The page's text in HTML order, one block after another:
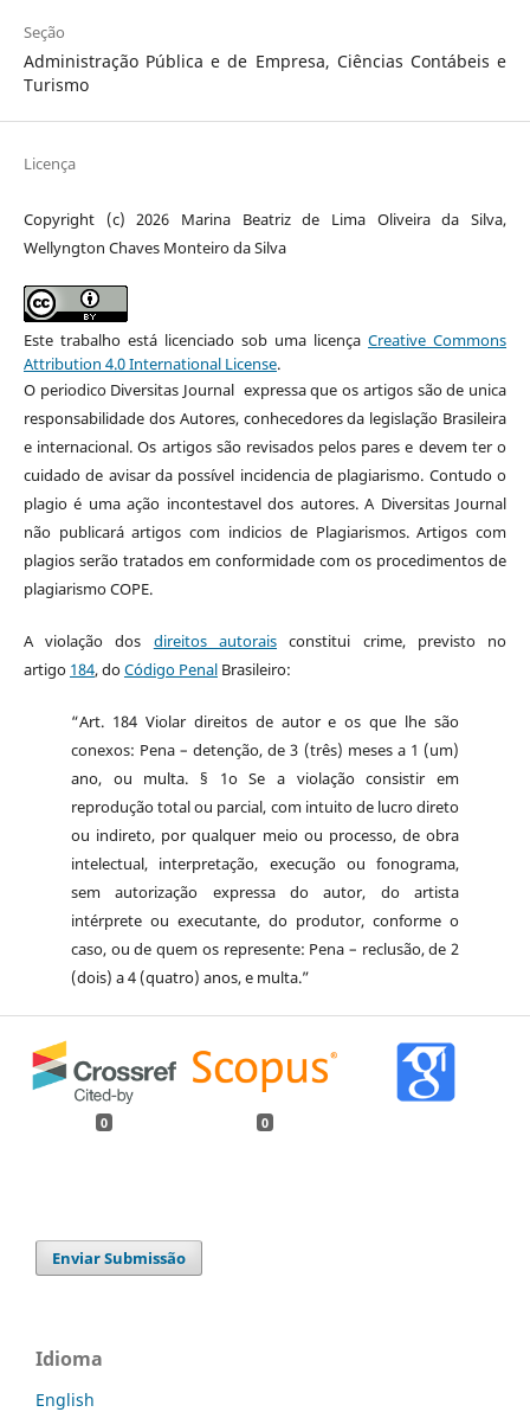
Seção
Administração Pública e de Empresa, Ciências Contábeis e
Turismo
Licença
Copyright (c) 2026 Marina Beatriz de Lima Oliveira da Silva,
Wellyngton Chaves Monteiro da Silva
Este trabalho está licenciado sob uma licençaCreative Commons
Attribution 4.0 International License.
O periodico Diversitas Journal expressa que os artigos são de unica
responsabilidade dos Autores, conhecedores da legislação Brasileira
e internacional. Os artigos são revisados pelos pares e devem ter o
cuidado de avisar da possível incidencia de plagiarismo. Contudo o
plagio é uma ação incontestavel dos autores. A Diversitas Journal
não publicará artigos com indicios de Plagiarismos. Artigos com
plagios serão tratados em conformidade com os procedimentos de
plagiarismo COPE.
A violação dos direitos autorais constitui crime, previsto no
artigo 184, doCódigo PenalBrasileiro:
“Art. 184 Violar direitos de autor e os que lhe são
conexos: Pena – detenção, de 3 (três) meses a 1 (um)
ano, ou multa. § 1o Se a violação consistir em
reprodução total ou parcial, com intuito de lucro direto
ou indireto, por qualquer meio ou processo, de obra
intelectual, interpretação, execução ou fonograma,
sem autorização expressa do autor, do artista
intérprete ou executante, do produtor, conforme o
caso, ou de quem os represente: Pena – reclusão, de 2
(dois) a 4 (quatro) anos, e multa.”
0 0
Enviar Submissão
Idioma
English